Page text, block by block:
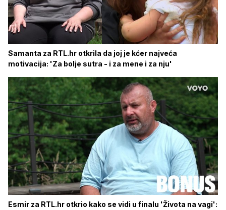
Samanta za RTL.hr otkrila da joj je kćer najveća
motivacija: 'Za bolje sutra - i za mene i za nju'
Esmir za RTL.hr otkrio kako se vidi u finalu 'Života na vagi':